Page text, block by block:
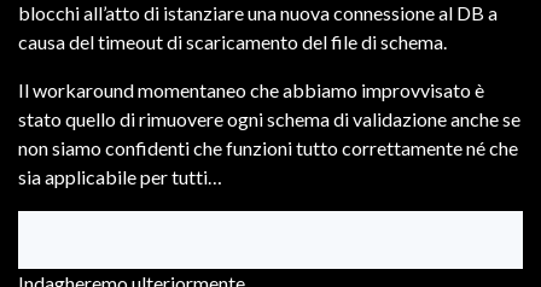
blocchi all’atto di istanziare una nuova connessione al DB a
causa del timeout di scaricamento del file di schema.
Il workaround momentaneo che abbiamo improvvisato è
stato quello di rimuovere ogni schema di validazione anche se
non siamo confidenti che funzioni tutto correttamente né che
sia applicabile per tutti…